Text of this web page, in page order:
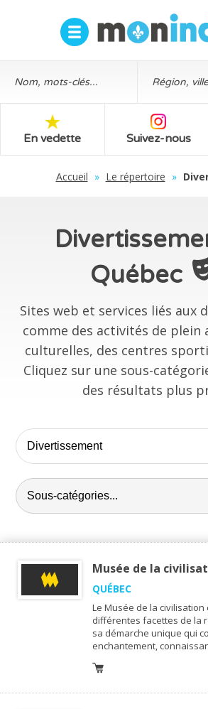
En vedette Suivez-nous
Accueil » Le répertoire »
Québec
Sites web et services liés aux
comme des activités de plein
culturelles, des centres
Cliquez sur une sous-
des résultats plus
Musée de la
QUÉBEC
Le Musée de la civilisation
différentes facettes de la
sa démarche unique qui
enchantement,